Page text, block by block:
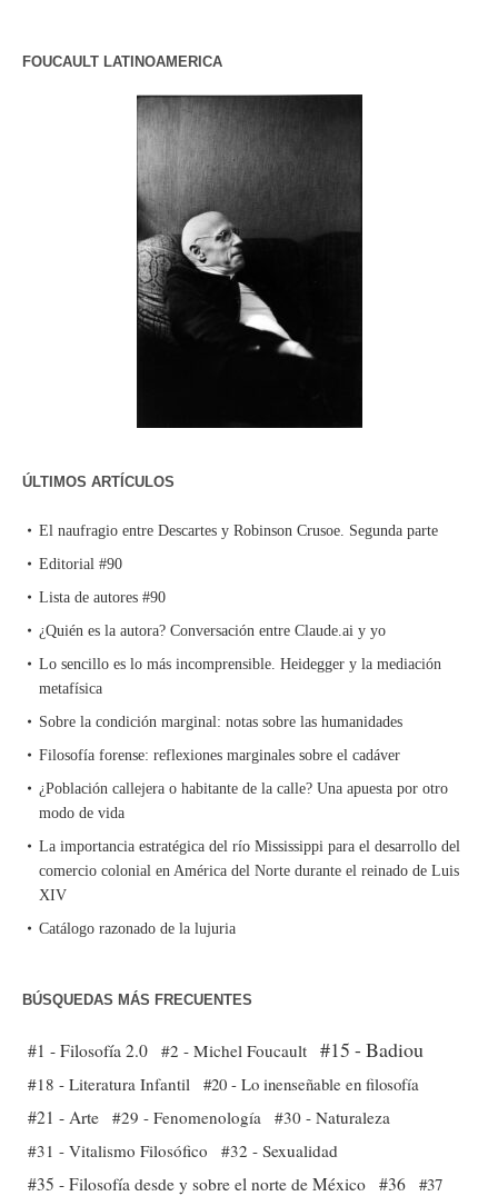
FOUCAULT LATINOAMERICA
ÚLTIMOS ARTÍCULOS
El naufragio entre Descartes y Robinson Crusoe. Segunda parte
Editorial #90
Lista de autores #90
¿Quién es la autora? Conversación entre Claude.ai y yo
Lo sencillo es lo más incomprensible. Heidegger y la mediación
metafísica
Sobre la condición marginal: notas sobre las humanidades
Filosofía forense: reflexiones marginales sobre el cadáver
¿Población callejera o habitante de la calle? Una apuesta por otro
modo de vida
La importancia estratégica del río Mississippi para el desarrollo del
comercio colonial en América del Norte durante el reinado de Luis
XIV
Catálogo razonado de la lujuria
BÚSQUEDAS MÁS FRECUENTES
#1 - Filosofía 2.0 #2 - Michel Foucault #15 - Badiou
#18 - Literatura Infantil #20 - Lo inenseñable en filosofía
#21 - Arte #29 - Fenomenología
#30 - Naturaleza
#31 - Vitalismo Filosófico
#32 - Sexualidad
#35 - Filosofía desde y sobre el norte de México #36 #37